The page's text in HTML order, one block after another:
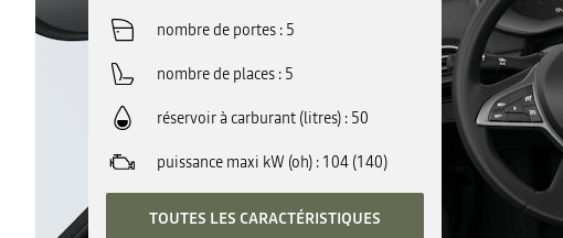
nombre de portes 5
nombre de places 5
réservoir à carburant (litres) 50
puissance maxi kW (oh) 104 (140)
TOUTES LES CARACTÉRISTIQUES